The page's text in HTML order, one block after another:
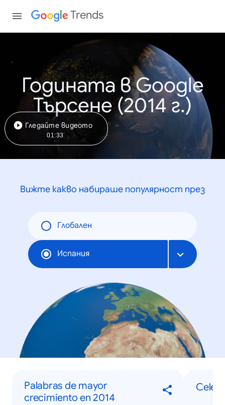
Trends
Годината в Google
Търсене (2014 г.)
Гледайте видеото
01:33
Вижте какво набираше популярност през
Глобален
Испания
Palabras de mayor
crecimiento en 2014